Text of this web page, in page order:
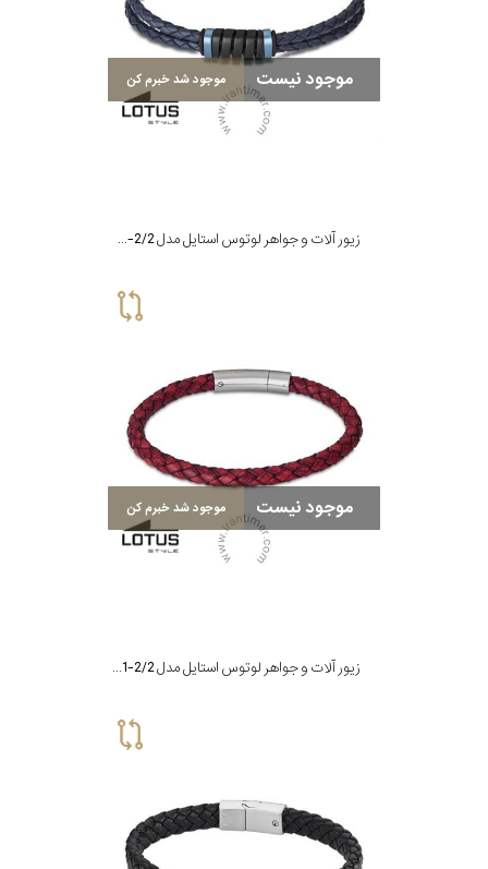
موجود نیست موجود شد خبرم کن
زیور آلات و جواهر لوتوس استایل مدل LS2150-2/2
موجود نیست موجود شد خبرم کن
زیور آلات و جواهر لوتوس استایل مدل LS2141-2/2